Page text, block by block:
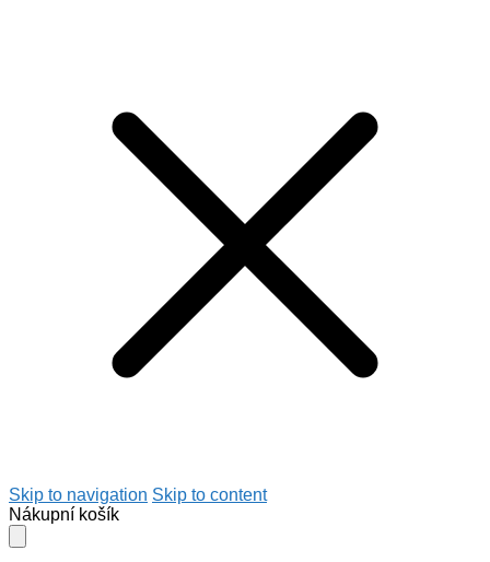
Skip to navigation Skip to content
Nákupní košík